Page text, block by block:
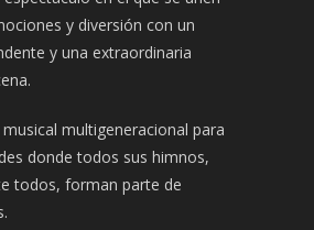
y diversión con un
y una extraordinaria
multigeneracional para
donde todos sus himnos,
todos, forman parte de